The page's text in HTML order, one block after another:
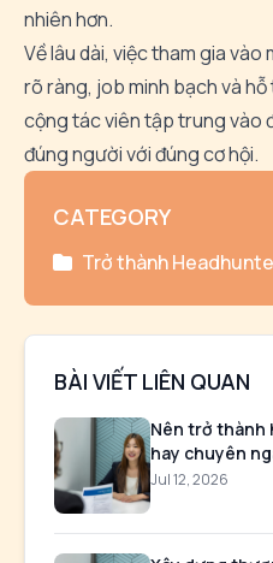
nhiên hơn.
Về lâu dài, việc tham gia
rõ ràng, job minh bạch và
cộng tác viên tập trung vào
đúng người với đúng cơ hội.
CATEGORY
Trở thành
BÀI VIẾT LIÊN QUAN
Nên trở
hay chuyên
Jul 12, 2026